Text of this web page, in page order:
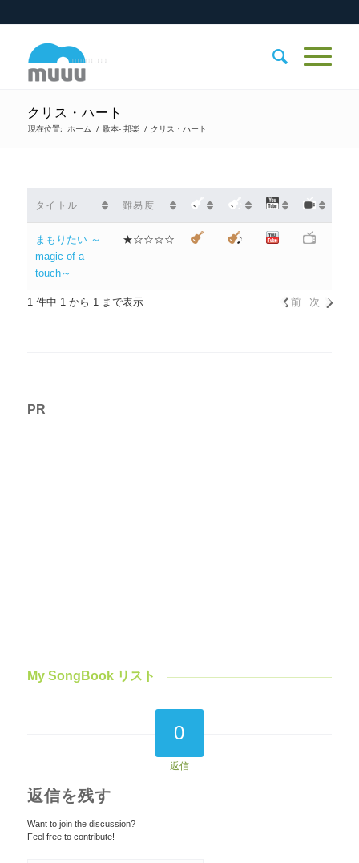
クリス・ハート
現在位置: ホーム / 歌本- 邦楽 / クリス・ハート
タイトル 難易度
まもりたい ～
magic of a
touch～
★☆☆☆☆
1 件中 1 から 1 まで表示 前 次
PR
My SongBook リスト
0
返信
返信を残す
Want to join the discussion?
Feel free to contribute!